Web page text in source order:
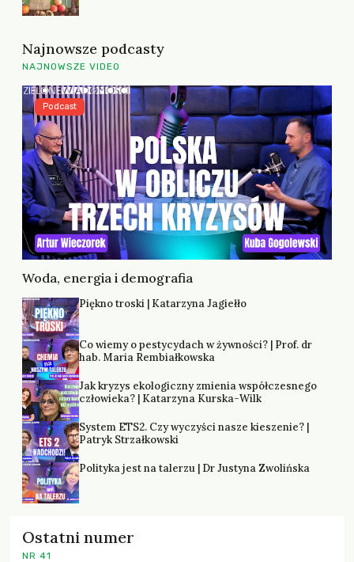
Najnowsze podcasty
NAJNOWSZE VIDEO
Woda, energia i demografia
Podcast
Piękno troski | Katarzyna Jagiełło
Co wiemy o pestycydach w żywności? | Prof. dr
hab. Maria Rembiałkowska
Jak kryzys ekologiczny zmienia współczesnego
człowieka? | Katarzyna Kurska-Wilk
System ETS2. Czy wyczyści nasze kieszenie? |
Patryk Strzałkowski
Polityka jest na talerzu | Dr Justyna Zwolińska
Ostatni numer
NR 41